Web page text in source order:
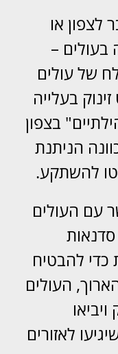
או
–
של עולים
בעלייה
בצפון
הניתנת
להשתקע.
עם העולים
כדי להבטיח
העולים
לאזורים